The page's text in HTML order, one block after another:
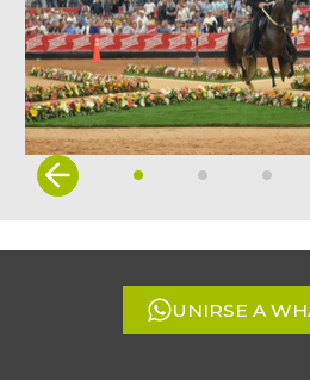
Item
5
UNIRSE A